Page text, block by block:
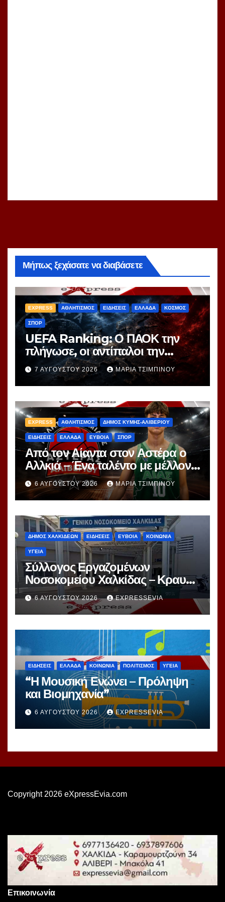
Μήπως ξεχάσατε να διαβάσετε
EXPRESS ΑΘΛΗΤΙΣΜΟΣ ΕΙΔΗΣΕΙΣ ΕΛΛΑΔΑ ΚΟΣΜΟΣ
ΣΠΟΡ
UEFA Ranking: Ο ΠΑΟΚ την
πλήγωσε, οι αντίπαλοι την
τιμώρησαν – Ξεφεύγει η 10η θέση
για την Ελλάδα
7 ΑΥΓΟΎΣΤΟΥ 2026 ΜΑΡΊΑ ΤΣΙΜΠΙΝΟΎ
EXPRESS ΑΘΛΗΤΙΣΜΟΣ ΔΗΜΟΣ ΚΥΜΗΣ-ΑΛΙΒΕΡΙΟΥ
ΕΙΔΗΣΕΙΣ ΕΛΛΑΔΑ ΕΥΒΟΙΑ ΣΠΟΡ
Από τον Αίαντα στον Αστέρα ο
Αλλκιά – Ένα ταλέντο με μέλλον
στα χέρια του Αγγέλου
6 ΑΥΓΟΎΣΤΟΥ 2026 ΜΑΡΊΑ ΤΣΙΜΠΙΝΟΎ
ΔΗΜΟΣ ΧΑΛΚΙΔΕΩΝ ΕΙΔΗΣΕΙΣ ΕΥΒΟΙΑ ΚΟΙΝΩΝΙΑ
ΥΓΕΙΑ
Σύλλογος Εργαζομένων
Νοσοκομείου Χαλκίδας – Κραυγή
Αγωνίας
6 ΑΥΓΟΎΣΤΟΥ 2026 EXPRESSEVIA
ΕΙΔΗΣΕΙΣ ΕΛΛΑΔΑ ΚΟΙΝΩΝΙΑ ΠΟΛΙΤΙΣΜΟΣ ΥΓΕΙΑ
“Η Μουσική Ενώνει – Πρόληψη
και Βιομηχανία”
6 ΑΥΓΟΎΣΤΟΥ 2026 EXPRESSEVIA
Copyright 2026 eXpressEvia.com
Επικοινωνία